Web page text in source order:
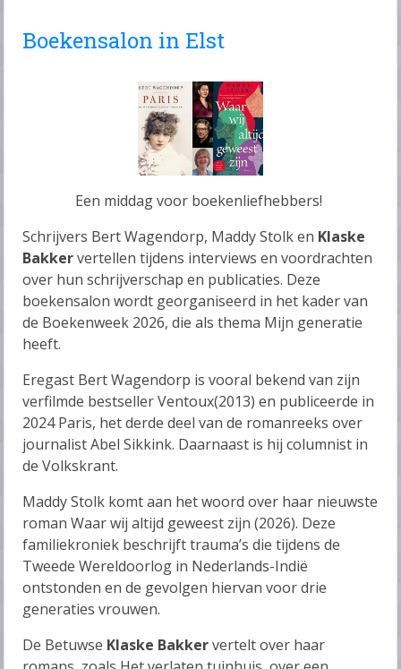
Boekensalon in Elst
Een middag voor boekenliefhebbers!
Schrijvers Bert Wagendorp, Maddy Stolk en Klaske
Bakkervertellen tijdens interviews en voordrachten
over hun schrijverschap en publicaties. Deze
boekensalon wordt georganiseerd in het kader van
de Boekenweek 2026, die als thema Mijn generatie
heeft.
Eregast Bert Wagendorp is vooral bekend van zijn
verfilmde bestseller Ventoux(2013) en publiceerde in
2024 Paris, het derde deel van de romanreeks over
journalist Abel Sikkink. Daarnaast is hij columnist in
de Volkskrant.
Maddy Stolk komt aan het woord over haar nieuwste
roman Waar wij altijd geweest zijn (2026). Deze
familiekroniek beschrijft trauma’s die tijdens de
Tweede Wereldoorlog in Nederlands-Indië
ontstonden en de gevolgen hiervan voor drie
generaties vrouwen.
De Betuwse Klaske Bakkervertelt over haar